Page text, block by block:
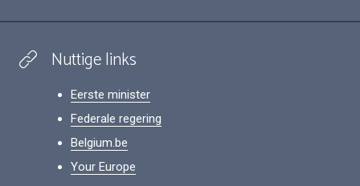
Nuttige links
Eerste minister
Federale regering
Belgium.be
Your Europe